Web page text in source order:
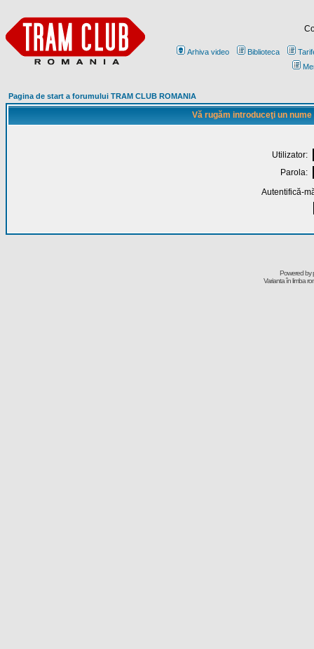
Arhiva video Biblioteca
Pagina de start a forumului TRAM CLUB ROMANIA
Vă rugăm introduceţi un
Utilizator:
Parola:
Autentifică-
Powered by
Varianta în limba